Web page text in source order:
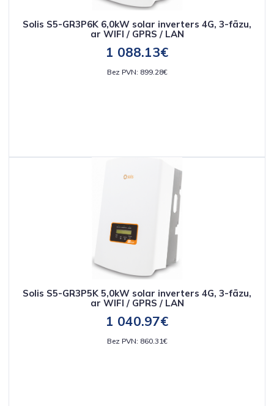
Solis S5-GR3P6K 6,0kW solar inverters 4G, 3-fāzu,
ar WIFI / GPRS / LAN
1 088.13€
Bez PVN: 899.28€
Solis S5-GR3P5K 5,0kW solar inverters 4G, 3-fāzu,
ar WIFI / GPRS / LAN
1 040.97€
Bez PVN: 860.31€